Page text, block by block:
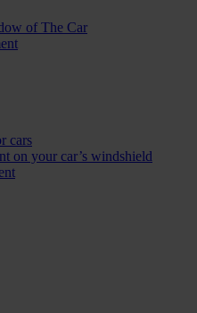
of The Car
cars
on your car’s windshield